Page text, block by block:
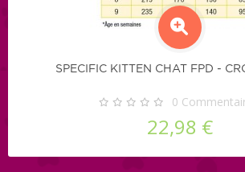
SPECIFIC KITTEN CHAT FPD -
0
22,98 €